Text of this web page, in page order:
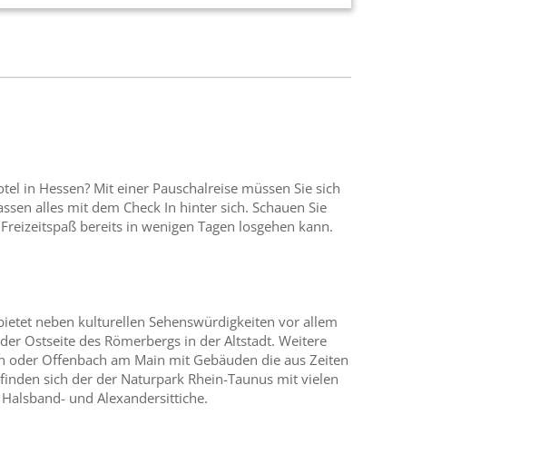
in Hessen? Mit einer Pauschalreise müssen Sie sich
alles mit dem Check In hinter sich. Schauen Sie
bereits in wenigen Tagen losgehen kann.
neben kulturellen Sehenswürdigkeiten vor allem
Ostseite des Römerbergs in der Altstadt. Weitere
Offenbach am Main mit Gebäuden die aus Zeiten
sich der der Naturpark Rhein-Taunus mit vielen
und Alexandersittiche.